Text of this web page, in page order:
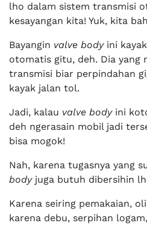
lho dalam sistem transmisi
kesayangan kita! Yuk, kita
Bayangin valve bodyini
otomatis gitu, deh. Dia yang
transmisi biar perpindahan
kayak jalan tol.
Jadi, kalau valve bodyini
deh ngerasain mobil jadi
bisa mogok!
Nah, karena tugasnya yang
bodyjuga butuh dibersihin
Karena seiring pemakaian,
karena debu, serpihan